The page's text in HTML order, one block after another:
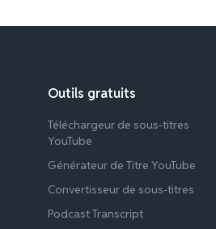
Outils gratuits
Téléchargeur de sous-titres
YouTube
Générateur de Titre YouTube
Convertisseur de sous-titres
Podcast Transcript